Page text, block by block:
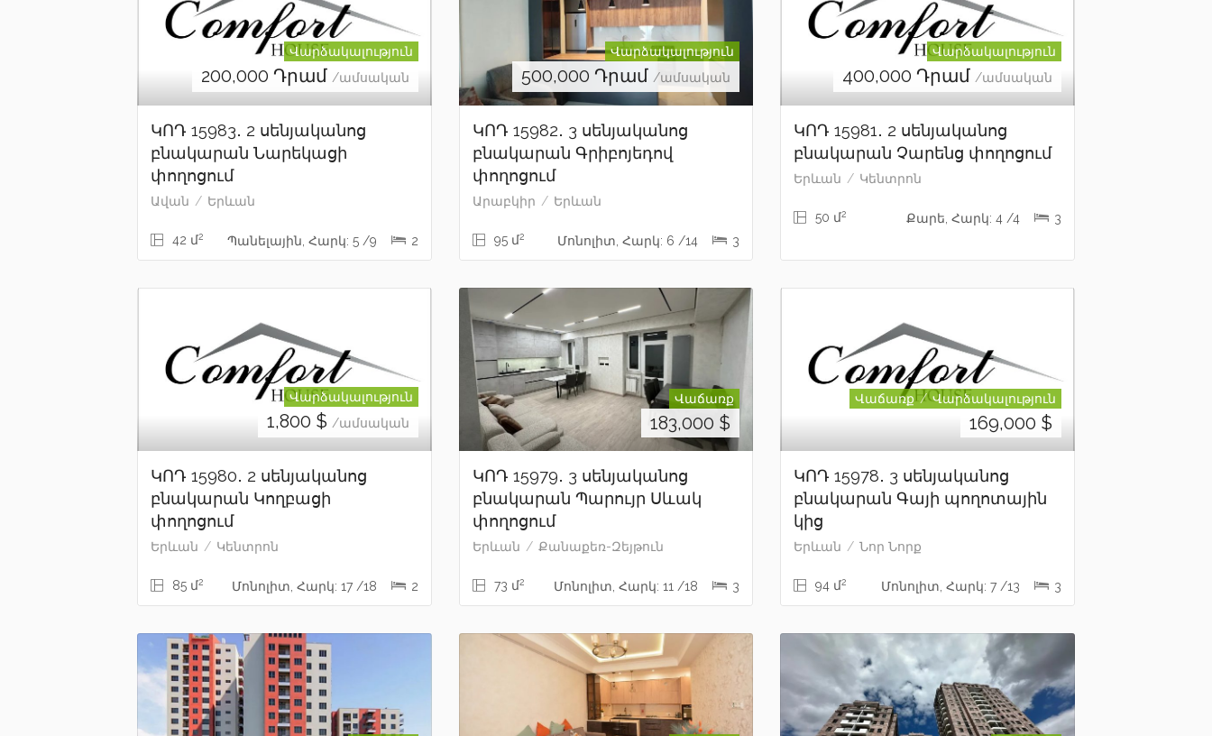
Վարձակալություն
200,000 Դրամ /ամսական
ԿՈԴ 15983․ 2 սենյականոց
բնակարան Նարեկացի
փողոցում
Ավան Երևան
42 մ2 Պանելային, Հարկ: 5 /9 2
Վարձակալություն
500,000 Դրամ/ամսական
ԿՈԴ 15982․ 3 սենյականոց
բնակարան Գրիբոյեդով
փողոցում
Արաբկիր Երևան
95 մ2 Մոնոլիտ, Հարկ: 6 /14 3
Վարձակալություն
400,000 Դրամ /ամսական
ԿՈԴ 15981․ 2 սենյականոց
բնակարան Չարենց փողոցում
Երևան Կենտրոն
50 մ2 Քարե, Հարկ: 4 /4 3
Վարձակալություն
1,800 $ /ամսական
ԿՈԴ 15980․ 2 սենյականոց
բնակարան Կողբացի
փողոցում
Երևան Կենտրոն
85 մ2 Մոնոլիտ, Հարկ: 17 /18 2
Վաճառք
183,000 $
ԿՈԴ 15979․ 3 սենյականոց
բնակարան Պարույր Սևակ
փողոցում
Երևան Քանաքեռ-Զեյթուն
73 մ2 Մոնոլիտ, Հարկ: 11 /18 3
Վաճառք Վարձակալություն
169,000 $
ԿՈԴ 15978․ 3 սենյականոց
բնակարան Գայի պողոտային
կից
Երևան Նոր Նորք
94 մ2 Մոնոլիտ, Հարկ: 7 /13 3